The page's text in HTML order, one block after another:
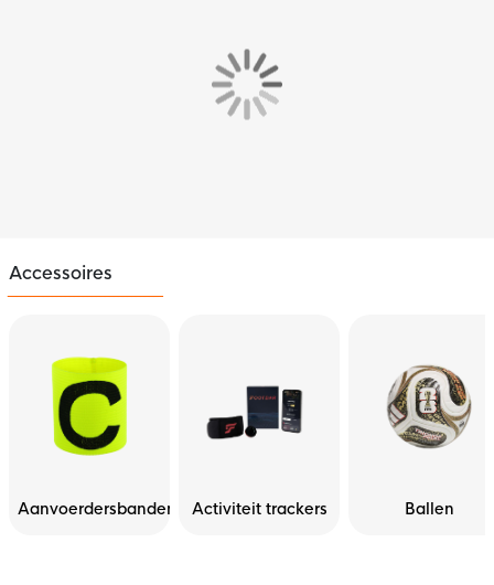
Accessoires
Aanvoerdersbanden Activiteit trackers Ballen